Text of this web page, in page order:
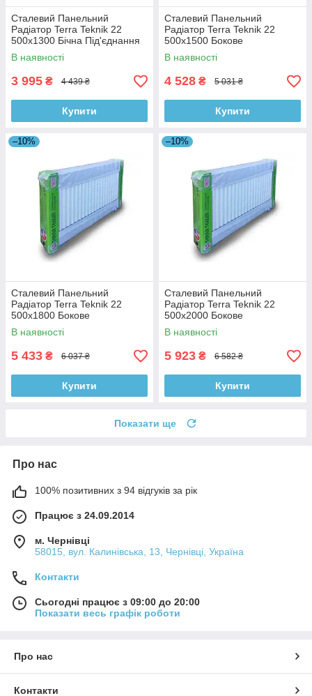
Сталевий Панельний
Радіатор Terra Teknik 22
500x1300 Бічна Під'єднання
В наявності
3 995 ₴ 4 439 ₴
Купити
Сталевий Панельний
Радіатор Terra Teknik 22
500x1500 Бокове
Підключення
В наявності
4 528 ₴ 5 031 ₴
Купити
–10%
Сталевий Панельний
Радіатор Terra Teknik 22
500x1800 Бокове
Підключення
В наявності
5 433 ₴ 6 037 ₴
Купити
–10%
Сталевий Панельний
Радіатор Terra Teknik 22
500x2000 Бокове
Підключення
В наявності
5 923 ₴ 6 582 ₴
Купити
Показати ще
Про нас
100% позитивних з 94 відгуків за рік
Працює з 24.09.2014
м. Чернівці
58015, вул. Калинівська, 13, Чернівці, Україна
Контакти
Сьогодні працює з 09:00 до 20:00
Показати весь графік роботи
Про нас
Контакти